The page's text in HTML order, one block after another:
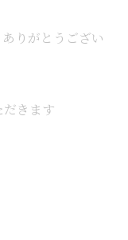
りがとうござい
きます